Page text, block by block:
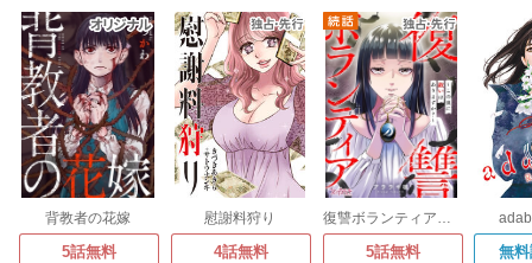
背教者の花嫁
5話無料
慰謝料狩り
4話無料
復讐ボランティア～この世に救いはありますか?～
5話無料 無